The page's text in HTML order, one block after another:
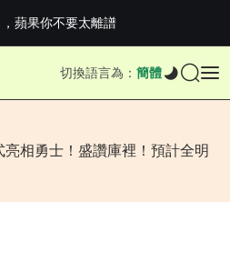
蘋果你不要太離譜
：全滿貫對上全滿亞，德約...
》正式上線，官...
切換語言為： 簡體
相勇士！盛讚庫裡！預計全明